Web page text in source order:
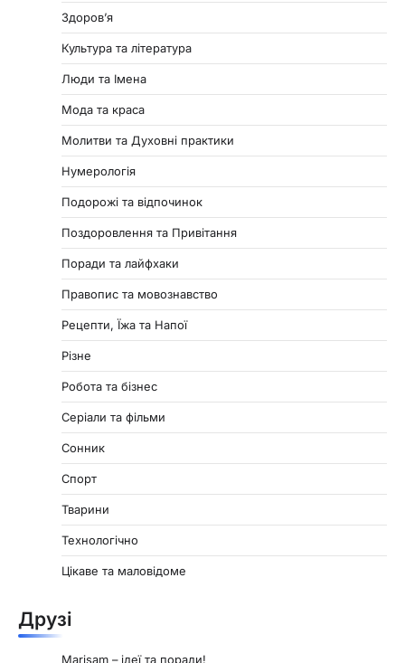
Здоровʼя
Культура та література
Люди та Імена
Мода та краса
Молитви та Духовні практики
Нумерологія
Подорожі та відпочинок
Поздоровлення та Привітання
Поради та лайфхаки
Правопис та мовознавство
Рецепти, Їжа та Напої
Різне
Робота та бізнес
Серіали та фільми
Сонник
Спорт
Тварини
Технологічно
Цікаве та маловідоме
Друзі
Marisam – ідеї та поради!